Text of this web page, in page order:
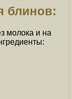
блинов:
молока и на